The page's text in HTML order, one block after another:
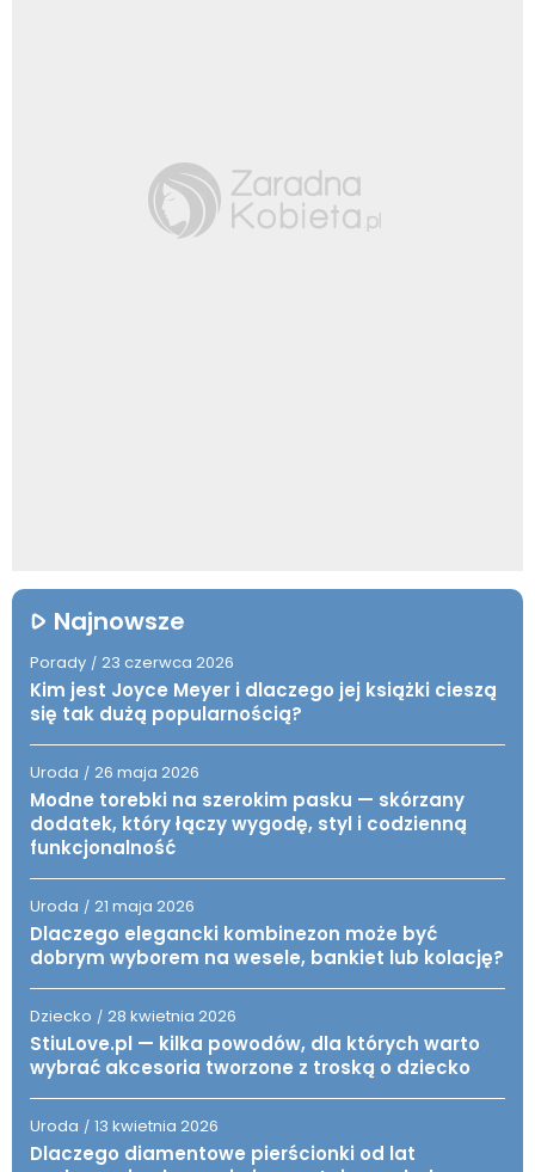
Najnowsze
Porady / 23 czerwca 2026
Kim jest Joyce Meyer i dlaczego jej książki cieszą
się tak dużą popularnością?
Uroda / 26 maja 2026
Modne torebki na szerokim pasku — skórzany
dodatek, który łączy wygodę, styl i codzienną
funkcjonalność
Uroda / 21 maja 2026
Dlaczego elegancki kombinezon może być
dobrym wyborem na wesele, bankiet lub kolację?
Dziecko / 28 kwietnia 2026
StiuLove.pl — kilka powodów, dla których warto
wybrać akcesoria tworzone z troską o dziecko
Uroda / 13 kwietnia 2026
Dlaczego diamentowe pierścionki od lat